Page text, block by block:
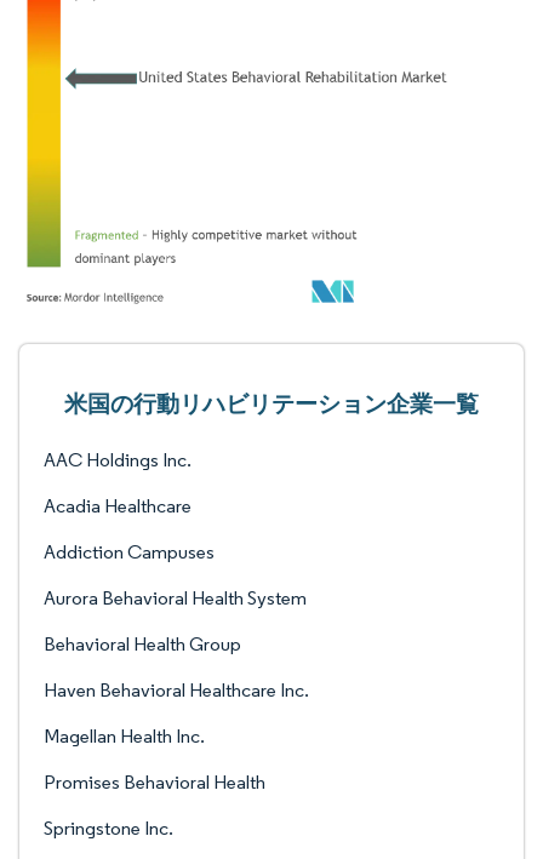
米国の行動リハビリテーション企業一覧
AAC Holdings Inc.
Acadia Healthcare
Addiction Campuses
Aurora Behavioral Health System
Behavioral Health Group
Haven Behavioral Healthcare Inc.
Magellan Health Inc.
Promises Behavioral Health
Springstone Inc.